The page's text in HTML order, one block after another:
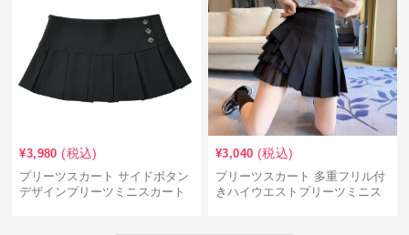
¥3,980 (税込)
プリーツスカート サイドボタン
デザインプリーツミニスカート
¥3,040 (税込)
プリーツスカート 多重フリル付
きハイウエストプリーツミニス